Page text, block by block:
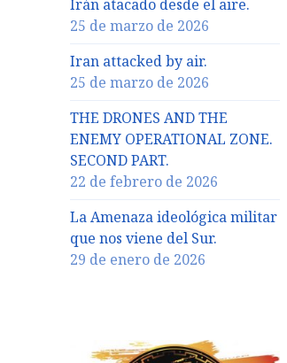
Irán atacado desde el aire.
25 de marzo de 2026
Iran attacked by air.
25 de marzo de 2026
THE DRONES AND THE
ENEMY OPERATIONAL ZONE.
SECOND PART.
22 de febrero de 2026
La Amenaza ideológica militar
que nos viene del Sur.
29 de enero de 2026